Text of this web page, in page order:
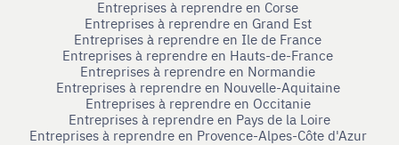
Entreprises à reprendre en Corse
Entreprises à reprendre en Grand Est
Entreprises à reprendre en Ile de France
Entreprises à reprendre en Hauts-de-France
Entreprises à reprendre en Normandie
Entreprises à reprendre en Nouvelle-Aquitaine
Entreprises à reprendre en Occitanie
Entreprises à reprendre en Pays de la Loire
Entreprises à reprendre en Provence-Alpes-Côte d'Azur